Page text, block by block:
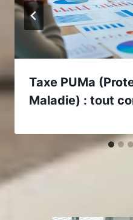
Taxe PUMa
Maladie) : tout